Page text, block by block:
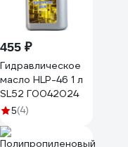
455 ₽
Гидравлическое
масло HLP-46 1 л
SL52 Г0042024
5(4)